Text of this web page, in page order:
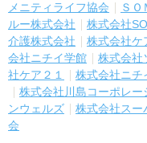
メニティライフ協会
Ｓ
ルー株式会社
株式会社
介護株式会社
株式会社ケ
会社ニチイ学館
株式会社
社ケア２１
株式会社ニチ
株式会社川島コーポレー
ンウェルズ
株式会社スー
会